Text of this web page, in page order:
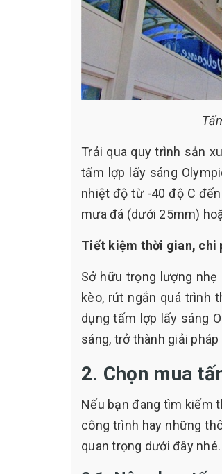
Trải qua quy trình sản
tấm lợp lấy sáng
nhiệt độ từ -40 độ C
mưa đá (dưới 25mm)
Tiết kiệm thời gian, chi
Sở hữu trọng lượng
kèo, rút ngắn quá trình
dụng tấm lợp lấy sáng
sáng, trở thành giải
2. Chọn mua
Nếu bạn đang tìm kiếm
công trình hay những
quan trọng dưới đây nhé.